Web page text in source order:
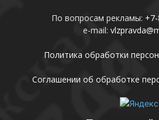
По вопросам рекламы:
e-mail:
Политика обработки
Соглашении об обработке